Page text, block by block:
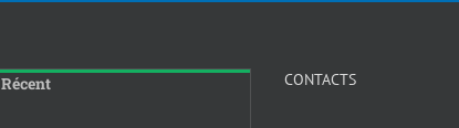
Récent CONTACTS